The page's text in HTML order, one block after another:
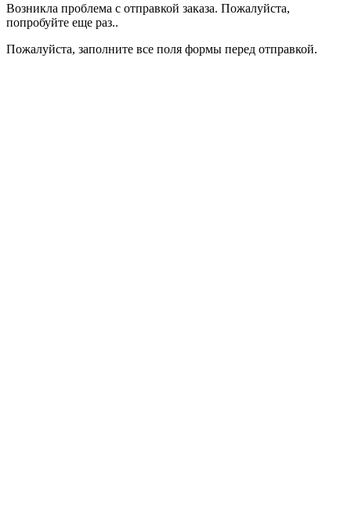
Возникла проблема с отправкой заказа. Пожалуйста,
попробуйте еще раз..
Пожалуйста, заполните все поля формы перед отправкой.